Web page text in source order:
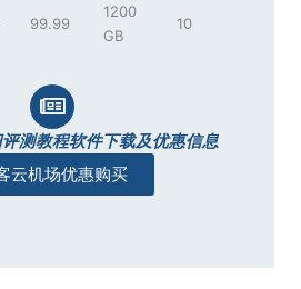
99.99
1200
GB
10
测教程软件下载及优惠信息
云机场优惠购买